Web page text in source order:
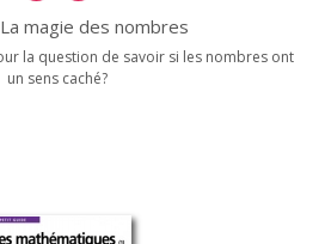
magie des nombres
la question de savoir si les nombres ont
un sens caché?